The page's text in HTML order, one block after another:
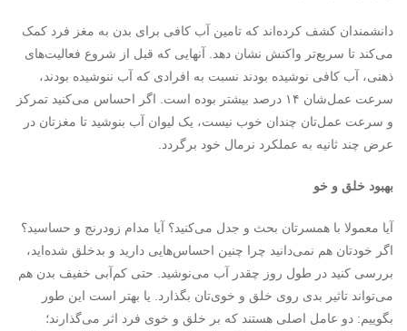
دانشمندان کشف کرده‌اند که تامین آب کافی برای بدن به مغز فرد کمک
می‌کند تا سریع‌تر واکنش نشان دهد. آنهایی که قبل از شروع فعالیت‌های
ذهنی، آب کافی نوشیده بودند نسبت به افرادی که آب ننوشیده بودند،
سرعت عمل‌شان ۱۴ درصد بیشتر بوده است. اگر احساس می‌کنید تمرکز
و سرعت عمل‌تان چندان خوب نیست، یک لیوان آب بنوشید تا مغزتان در
عرض چند ثانیه به عملکرد نرمال خود برگردد.
بهبود خلق و خو
آیا معمولا با همسرتان بحث و جدل می‌کنید؟ آیا مدام زودرنج و حساسید؟
اگر خودتان هم نمی‌دانید چرا چنین احساس‌هایی دارید و بدخلق شده‌اید،
بررسی کنید در طول روز چقدر آب می‌نوشید. حتی کم‌آبی خفیف بدن هم
می‌تواند تاثیر بدی روی خلق و خوی‌تان بگذارد. یا بهتر است این طور
بگوییم: دو عامل اصلی هستند که بر خلق و خوی فرد اثر می‌گذارند؛